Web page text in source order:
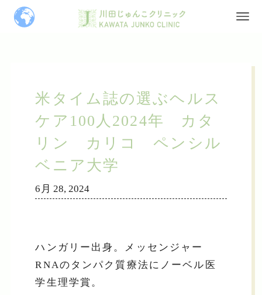
米タイム誌の選ぶヘルス
ケア100人2024年 カタ
リン カリコ ペンシル
ベニア大学
6月 28, 2024
ハンガリー出身。メッセンジャー
RNAのタンパク質療法にノーベル医
学生理学賞。